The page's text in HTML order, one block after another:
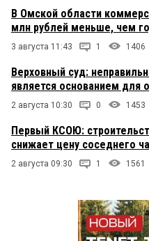
В Омской области
млн рублей меньше, чем
3 августа 11:43 1 1406
Верховный суд:
является основанием для
2 августа 10:30 0 1453
Первый КСОЮ:
снижает цену соседнего
2 августа 09:30 1 1561